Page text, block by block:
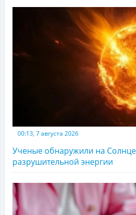
00:13, 7 августа 2026
Ученые обнаружили на
разрушительной энергии